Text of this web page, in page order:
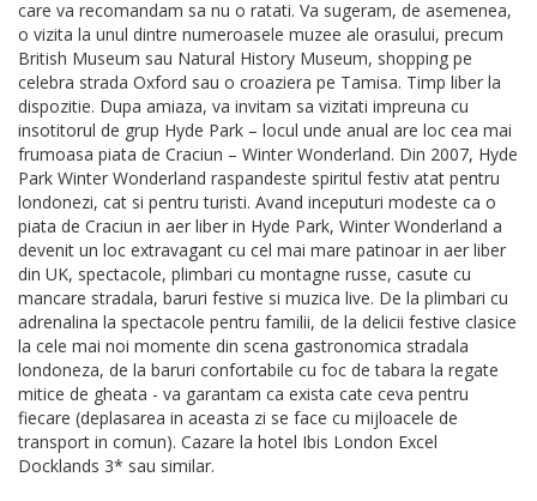
care va recomandam sa nu o ratati. Va sugeram, de asemenea,
o vizita la unul dintre numeroasele muzee ale orasului, precum
British Museum sau Natural History Museum, shopping pe
celebra strada Oxford sau o croaziera pe Tamisa. Timp liber la
dispozitie. Dupa amiaza, va invitam sa vizitati impreuna cu
insotitorul de grup Hyde Park – locul unde anual are loc cea mai
frumoasa piata de Craciun – Winter Wonderland. Din 2007, Hyde
Park Winter Wonderland raspandeste spiritul festiv atat pentru
londonezi, cat si pentru turisti. Avand inceputuri modeste ca o
piata de Craciun in aer liber in Hyde Park, Winter Wonderland a
devenit un loc extravagant cu cel mai mare patinoar in aer liber
din UK, spectacole, plimbari cu montagne russe, casute cu
mancare stradala, baruri festive si muzica live. De la plimbari cu
adrenalina la spectacole pentru familii, de la delicii festive clasice
la cele mai noi momente din scena gastronomica stradala
londoneza, de la baruri confortabile cu foc de tabara la regate
mitice de gheata - va garantam ca exista cate ceva pentru
fiecare (deplasarea in aceasta zi se face cu mijloacele de
transport in comun). Cazare la hotel Ibis London Excel
Docklands 3* sau similar.